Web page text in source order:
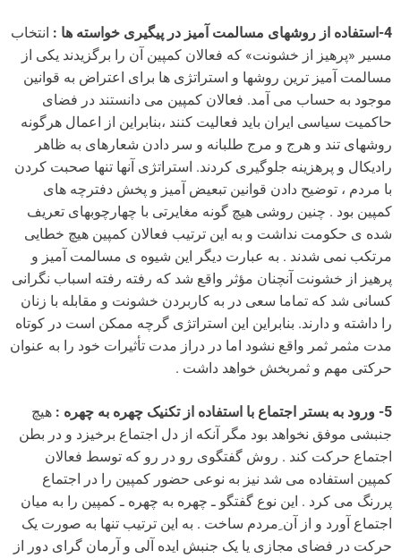
4-استفاده از روشهای مسالمت آمیز در پیگیری خواسته ها :
انتخاب
مسیر «پرهیز از خشونت» که فعالان کمپین آن را برگزیدند یکی از
مسالمت آمیز ترین روشها و استراتژی ها برای اعتراض به قوانین
موجود به حساب می آمد. فعالان کمپین می دانستند در فضای
حاکمیت سیاسی ایران باید فعالیت کنند ،بنابراین از اعمال هرگونه
روشهای تند و هرج و مرج طلبانه و سر دادن شعارهای به ظاهر
رادیکال و پرهزینه جلوگیری کردند. استراتژی آنها تنها صحبت کردن
با مردم ، توضیح دادن قوانین تبعیض آمیز و پخش دفترچه های
کمپین بود . چنین روشی هیچ گونه مغایرتی با چهارچوبهای تعریف
شده ی حکومت نداشت و به این ترتیب فعالان کمپین هیچ خطایی
مرتکب نمی شدند . به عبارت دیگر این شیوه ی مسالمت آمیز و
پرهیز از خشونت آنچنان مؤثر واقع شد که رفته رفته اسباب نگرانی
کسانی شد که تماما سعی در به کاربردن خشونت و مقابله با زنان
را داشته و دارند. بنابراین این استراتژی گرچه ممکن است در کوتاه
مدت مثمر ثمر واقع نشود اما در دراز مدت تأثیرات خود را به عنوان
حرکتی مهم و ثمربخش خواهد داشت .
5- ورود به بستر اجتماع با استفاده از تکنیک چهره به چهره :
هیچ
جنبشی موفق نخواهد بود مگر آنکه از دل اجتماع برخیزد و در بطن
اجتماع حرکت کند . روش گفتگوی رو در رو که توسط فعالان
کمپین استفاده می شد نیز به نوعی حضور کمپین را در اجتماع
پررنگ می کرد . این نوع گفتگو ـ چهره به چهره ـ کمپین را به میان
اجتماع آورد و از آن ِمردم ساخت . به این ترتیب تنها به صورت یک
حرکت در فضای مجازی یا یک جنبش ایده آلی و آرمان گرای دور از